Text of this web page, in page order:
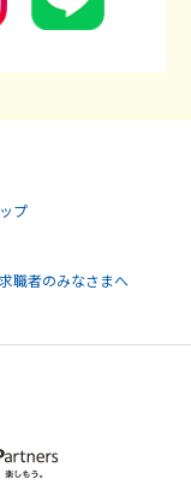
プ
職者のみなさまへ